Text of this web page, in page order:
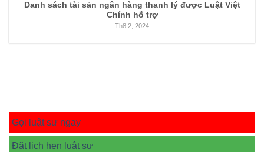
Danh sách tài sản ngân hàng thanh lý được Luật Việt
Chính hỗ trợ
Th8 2, 2024
Gọi luật sư ngay
Đặt lịch hẹn luật sư